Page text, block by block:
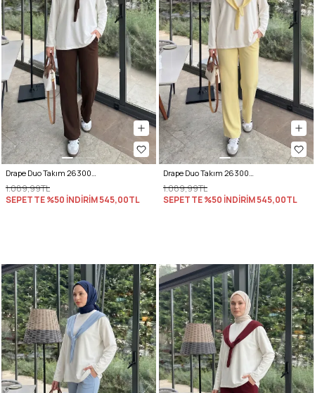
1.089,99TL
SEPETTE %50 İNDİRİM545,00TL
1.089,99TL
SEPETTE %50 İNDİRİM545,00TL